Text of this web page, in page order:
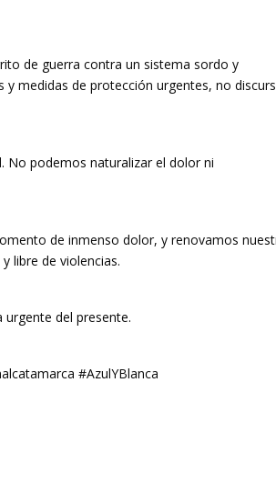
de guerra contra un sistema sordo y
y medidas de protección urgentes, no
No podemos naturalizar el dolor ni
de inmenso dolor, y renovamos
libre de violencias.
urgente del presente.
#AzulYBlanca